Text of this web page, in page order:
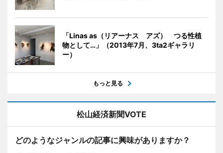
「Linas as（リアーナス アズ） つる性植
物として…」（2013年7月、3ta2ギャラリ
ー）
もっと見る
松山経済新聞VOTE
どのようなジャンルの記事に興味がありますか？